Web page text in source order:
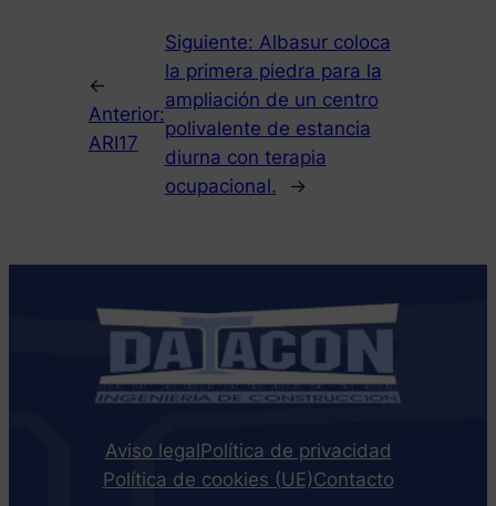
←
Anterior:
ARI17
Siguiente: Albasur coloca
la primera piedra para la
ampliación de un centro
polivalente de estancia
diurna con terapia
ocupacional.
→
Aviso legalPolítica de privacidad
Política de cookies (UE)Contacto